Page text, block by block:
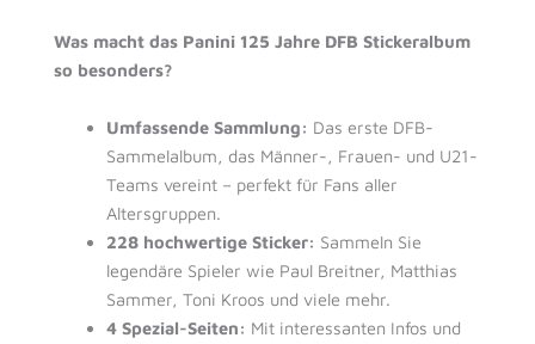
Was macht das Panini 125 Jahre DFB Stickeralbum
so besonders?
Umfassende Sammlung: Das erste DFB-
Sammelalbum, das Männer-, Frauen- und U21-
Teams vereint – perfekt für Fans aller
Altersgruppen.
228 hochwertige Sticker: Sammeln Sie
legendäre Spieler wie Paul Breitner, Matthias
Sammer, Toni Kroos und viele mehr.
4 Spezial-Seiten: Mit interessanten Infos und